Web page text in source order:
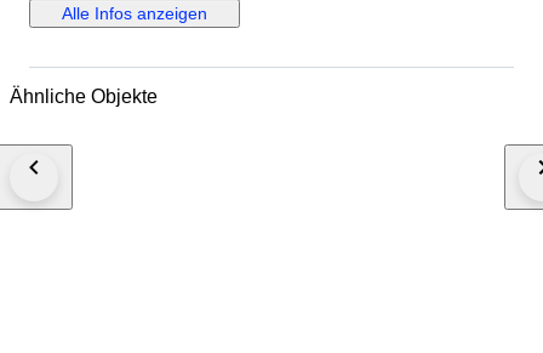
rose uni - Les sandales se ferment avec une boucle en métal argenté.
Dimensions : Hauteur totale au talon 9,3 cm - Largeur à plat 10 cm -
cm - Hauteur du talon 3,4 cm. Les sandales sont en parfait état général,
Alle Infos anzeigen
Ähnliche Objekte